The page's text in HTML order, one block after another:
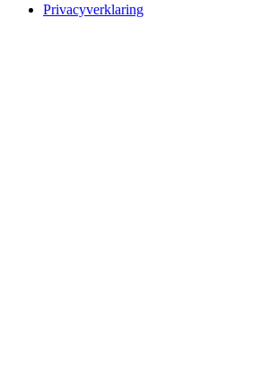
Privacyverklaring